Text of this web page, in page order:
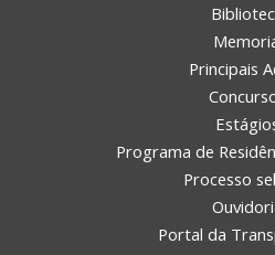
Principais
Programa de
Processo
Portal da